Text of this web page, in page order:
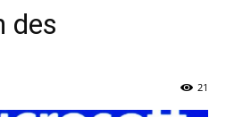
des
21